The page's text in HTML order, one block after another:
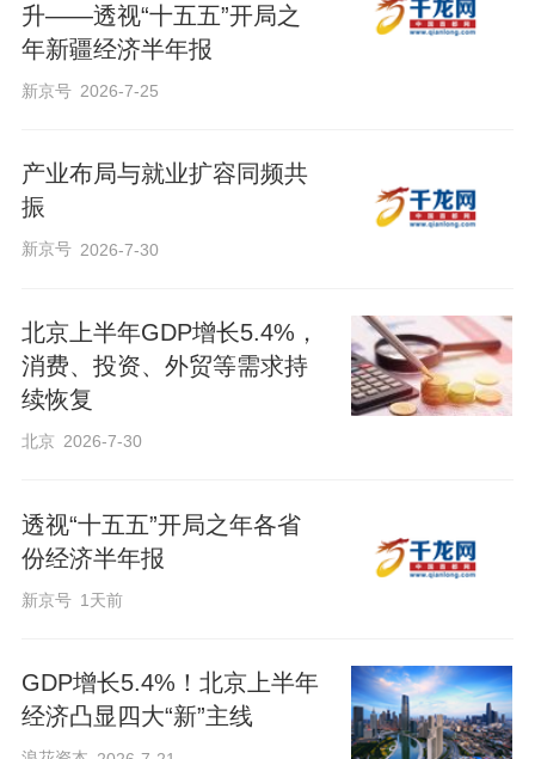
升——透视“十五五”开局之
年新疆经济半年报
新京号 2026-7-25
产业布局与就业扩容同频共
振
新京号 2026-7-30
北京上半年GDP增长5.4%，
消费、投资、外贸等需求持
续恢复
北京 2026-7-30
透视“十五五”开局之年各省
份经济半年报
新京号 1天前
GDP增长5.4%！北京上半年
经济凸显四大“新”主线